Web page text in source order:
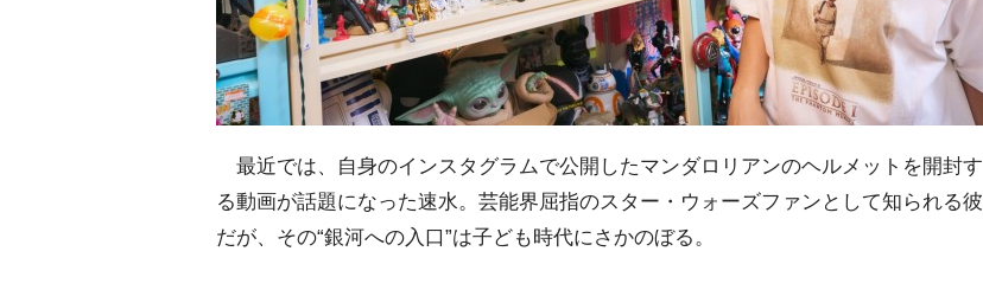
最近では、自身のインスタグラムで公開したマンダロリアンのヘルメットを開封す
る動画が話題になった速水。芸能界屈指のスター・ウォーズファンとして知られる彼
だが、その“銀河への入口”は子ども時代にさかのぼる。